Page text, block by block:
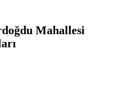
Mahallesi